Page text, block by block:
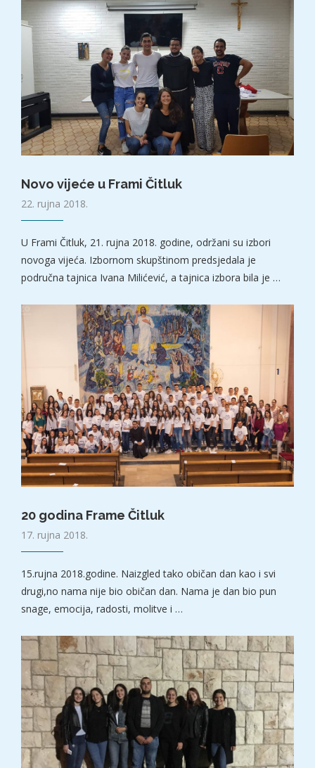
Novo vijeće u Frami Čitluk
22. rujna 2018.
U Frami Čitluk, 21. rujna 2018. godine, održani su izbori
novoga vijeća. Izbornom skupštinom predsjedala je
područna tajnica Ivana Milićević, a tajnica izbora bila je …
20 godina Frame Čitluk
17. rujna 2018.
15.rujna 2018.godine. Naizgled tako običan dan kao i svi
drugi,no nama nije bio običan dan. Nama je dan bio pun
snage, emocija, radosti, molitve i …